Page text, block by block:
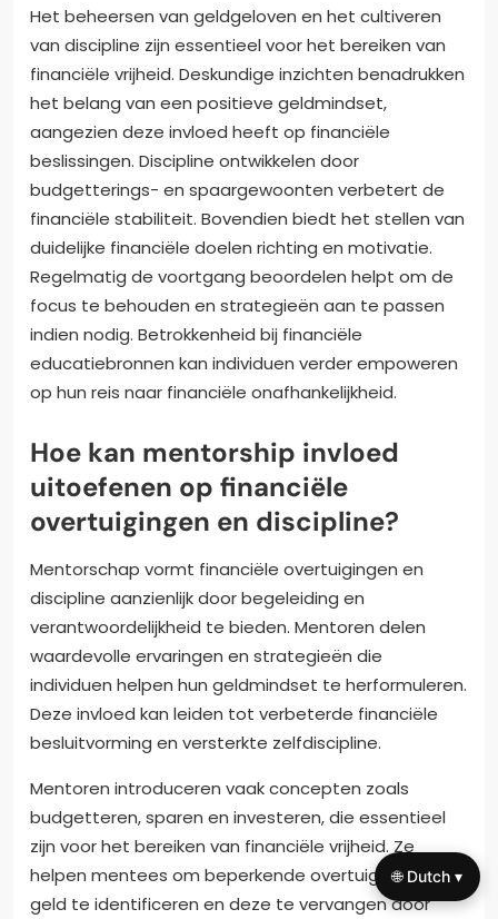
Het beheersen van geldgeloven en het cultiveren
van discipline zijn essentieel voor het bereiken van
financiële vrijheid. Deskundige inzichten benadrukken
het belang van een positieve geldmindset,
aangezien deze invloed heeft op financiële
beslissingen. Discipline ontwikkelen door
budgetterings- en spaargewoonten verbetert de
financiële stabiliteit. Bovendien biedt het stellen van
duidelijke financiële doelen richting en motivatie.
Regelmatig de voortgang beoordelen helpt om de
focus te behouden en strategieën aan te passen
indien nodig. Betrokkenheid bij financiële
educatiebronnen kan individuen verder empoweren
op hun reis naar financiële onafhankelijkheid.
Hoe kan mentorship invloed
uitoefenen op financiële
overtuigingen en discipline?
Mentorschap vormt financiële overtuigingen en
discipline aanzienlijk door begeleiding en
verantwoordelijkheid te bieden. Mentoren delen
waardevolle ervaringen en strategieën die
individuen helpen hun geldmindset te herformuleren.
Deze invloed kan leiden tot verbeterde financiële
besluitvorming en versterkte zelfdiscipline.
Mentoren introduceren vaak concepten zoals
budgetteren, sparen en investeren, die essentieel
zijn voor het bereiken van financiële vrijheid. Ze
helpen mentees om beperkende overtuigingen over
geld te identificeren en deze te vervangen door
🌐 Dutch ▾